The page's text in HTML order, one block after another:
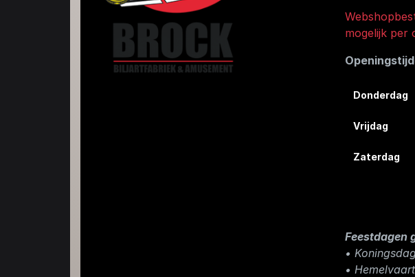
mogelijk per
Donderdag
Vrijdag
Zaterdag
Feestdagen
•
​•